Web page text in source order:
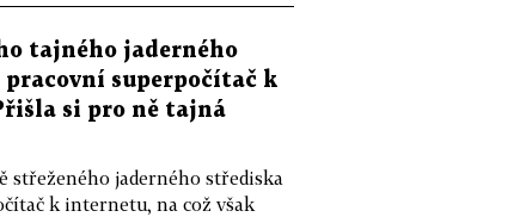
tajného jaderného
superpočítač k
si pro ně tajná
střeženého jaderného střediska
k internetu, na což však